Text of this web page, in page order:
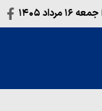
جمعه